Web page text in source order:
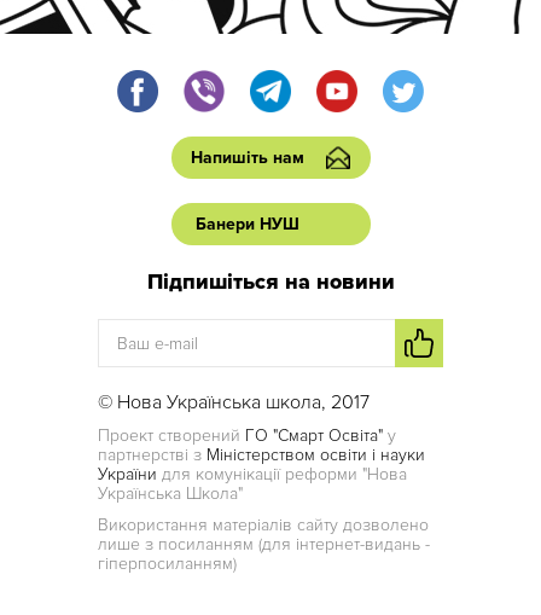
Напишіть нам
Банери НУШ
Підпишіться на новини
© Нова Українська школа, 2017
Проект створений ГО "Смарт Освіта" у
партнерстві з Міністерством освіти і науки
України для комунікації реформи "Нова
Українська Школа"
Використання матеріалів сайту дозволено
лише з посиланням (для інтернет-видань -
гіперпосиланням)